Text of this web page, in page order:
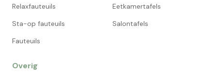
Relaxfauteuils
Sta-op fauteuils
Fauteuils
Eetkamertafels
Salontafels
Overig